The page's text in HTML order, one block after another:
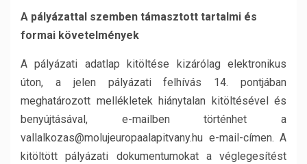
A pályázattal szemben támasztott tartalmi és
formai követelmények
A pályázati adatlap kitöltése kizárólag elektronikus
úton, a jelen pályázati felhívás 14. pontjában
meghatározott mellékletek hiánytalan kitöltésével és
benyújtásával, e-mailben történhet a
vallalkozas@molujeuropaalapitvany.hu e-mail-címen. A
kitöltött pályázati dokumentumokat a véglegesítést